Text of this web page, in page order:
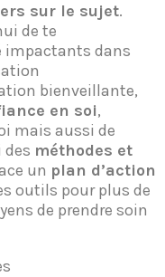
sur le sujet.
de te
impactants dans
bienveillante,
en soi,
mais aussi de
des méthodes et
un plan d’action
outils pour plus de
de prendre soin